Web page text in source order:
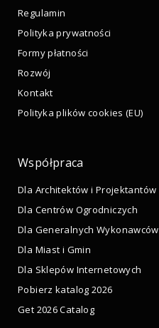
Regulamin
Polityka prywatności
Formy płatności
Rozwój
Kontakt
Polityka plików cookies (EU)
Współpraca
Dla Architektów i Projektantów
Dla Centrów Ogrodniczych
Dla Generalnych Wykonawców
Dla Miast i Gmin
Dla Sklepów Internetowych
Pobierz katalog 2026
Get 2026 Catalog